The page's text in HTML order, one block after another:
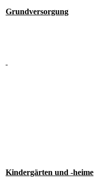
Grundversorgung
Kindergärten und -heime